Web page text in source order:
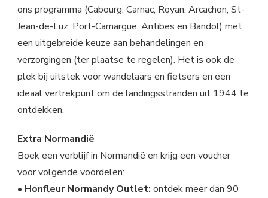
ons programma (Cabourg, Carnac, Royan, Arcachon, St-
Jean-de-Luz, Port-Camargue, Antibes en Bandol) met
een uitgebreide keuze aan behandelingen en
verzorgingen (ter plaatse te regelen). Het is ook de
plek bij uitstek voor wandelaars en fietsers en een
ideaal vertrekpunt om de landingsstranden uit 1944 te
ontdekken.
Extra Normandië
Boek een verblijf in Normandië en krijg een voucher
voor volgende voordelen:
• Honfleur Normandy Outlet: ontdek meer dan 90